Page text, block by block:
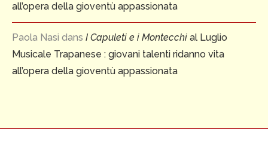
all’opera della gioventù appassionata
Paola Nasi dans I Capuleti e i Montecchi al Luglio
Musicale Trapanese : giovani talenti ridanno vita
all’opera della gioventù appassionata